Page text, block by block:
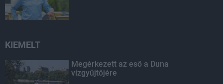
KIEMELT
Megérkezett az eső a Duna
vízgyűjtőjére